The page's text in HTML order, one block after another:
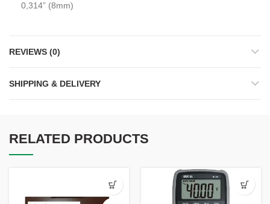
0,314” (8mm)
REVIEWS (0)
SHIPPING & DELIVERY
RELATED PRODUCTS